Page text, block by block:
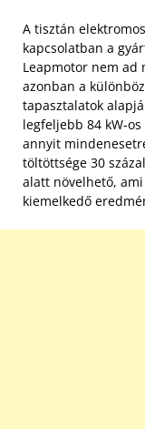
A tisztán
kapcsolatban a
Leapmotor nem ad
azonban a
tapasztalatok
legfeljebb 84 kW-
annyit
töltöttsége 30
alatt növelhető,
kiemelkedő